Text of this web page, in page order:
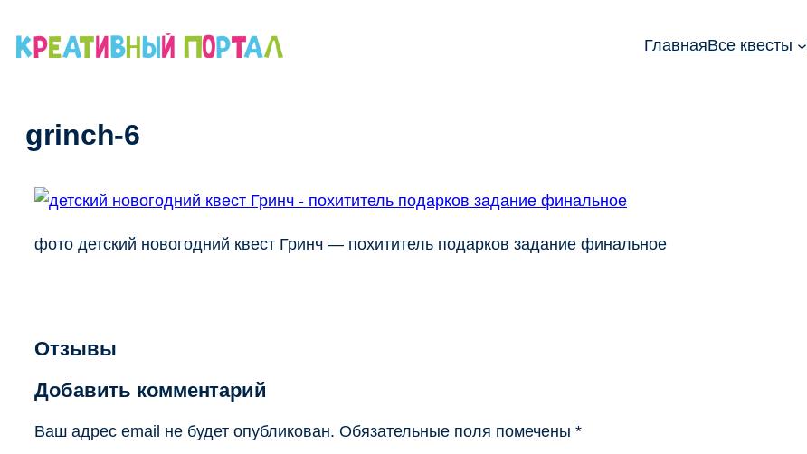
ГлавнаяВсе квесты
grinch-6
фото детский новогодний квест Гринч — похититель подарков задание финальное
Отзывы
Добавить комментарий
Ваш адрес email не будет опубликован. Обязательные поля помечены *